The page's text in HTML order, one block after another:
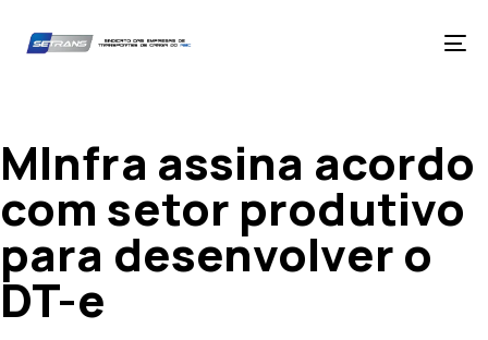
primary
MInfra assina acordo
com setor produtivo
para desenvolver o
DT-e